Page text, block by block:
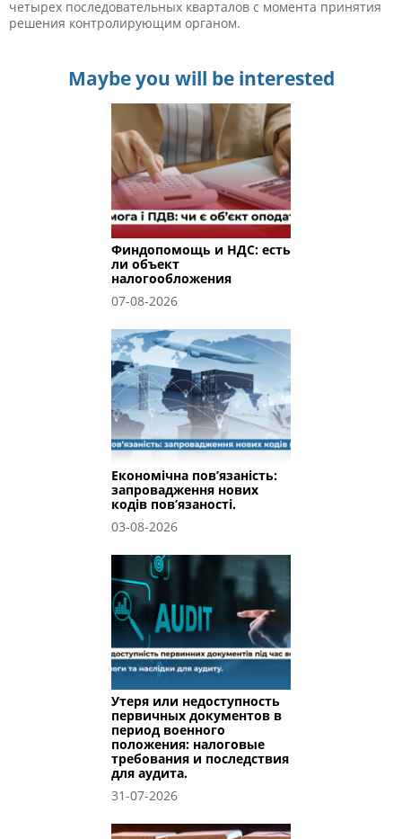
четырех последовательных кварталов с момента принятия
решения контролирующим органом.
Maybe you will be interested
Финдопомощь и НДС: есть
ли объект
налогообложения
07-08-2026
Економічна пов’язаність:
запровадження нових
кодів пов’язаності.
03-08-2026
Утеря или недоступность
первичных документов в
период военного
положения: налоговые
требования и последствия
для аудита.
31-07-2026